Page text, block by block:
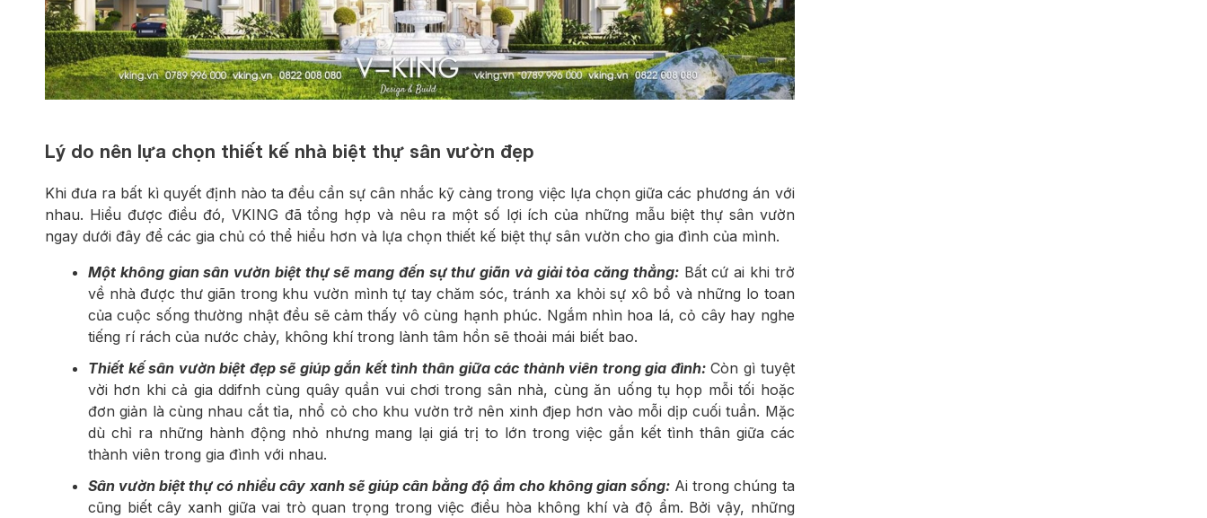
Lý do nên lựa chọn thiết kế nhà biệt thự sân vườn đẹp
Khi đưa ra bất kì quyết định nào ta đều cần sự cân nhắc kỹ càng trong việc lựa chọn giữa các phương án với
nhau. Hiểu được điều đó, VKING đã tổng hợp và nêu ra một số lợi ích của những mẫu biệt thự sân vườn
ngay dưới đây để các gia chủ có thể hiểu hơn và lựa chọn thiết kế biệt thự sân vườn cho gia đình của mình.
Một không gian sân vườn biệt thự sẽ mang đến sự thư giãn và giải tỏa căng thẳng:Bất cứ ai khi trở
về nhà được thư giãn trong khu vườn mình tự tay chăm sóc, tránh xa khỏi sự xô bồ và những lo toan
của cuộc sống thường nhật đều sẽ cảm thấy vô cùng hạnh phúc. Ngắm nhìn hoa lá, cỏ cây hay nghe
tiếng rí rách của nước chảy, không khí trong lành tâm hồn sẽ thoải mái biết bao.
Thiết kế sân vườn biệt đẹp sẽ giúp gắn kết tình thân giữa các thành viên trong gia đình:Còn gì tuyệt
vời hơn khi cả gia ddifnh cùng quây quần vui chơi trong sân nhà, cùng ăn uống tụ họp mỗi tối hoặc
đơn giản là cùng nhau cắt tỉa, nhổ cỏ cho khu vườn trở nên xinh đjep hơn vào mỗi dịp cuối tuần. Mặc
dù chỉ ra những hành động nhỏ nhưng mang lại giá trị to lớn trong việc gắn kết tình thân giữa các
thành viên trong gia đình với nhau.
Sân vườn biệt thự có nhiều cây xanh sẽ giúp cân bằng độ ẩm cho không gian sống: Ai trong chúng ta
cũng biết cây xanh giữa vai trò quan trọng trong việc điều hòa không khí và độ ẩm. Bởi vậy, những